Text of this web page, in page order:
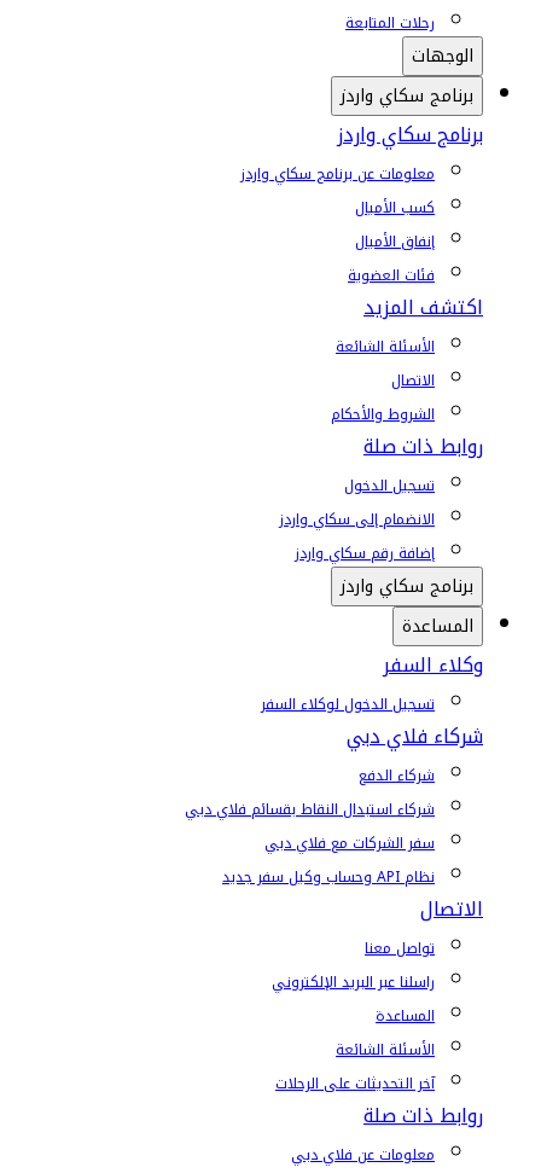
رحلات المتابعة
الوجهات
برنامج سكاي واردز
برنامج سكاي واردز
معلومات عن برنامج سكاي واردز
كسب الأميال
إنفاق الأميال
فئات العضوية
اكتشف المزيد
الأسئلة الشائعة
الاتصال
الشروط والأحكام
روابط ذات صلة
تسجيل الدخول
الانضمام إلى سكاي واردز
إضافة رقم سكاي واردز
برنامج سكاي واردز
المساعدة
وكلاء السفر
تسجيل الدخول لوكلاء السفر
شركاء فلاي دبي
شركاء الدفع
شركاء استبدال النقاط بقسائم فلاي دبي
سفر الشركات مع فلاي دبي
نظام API وحساب وكيل سفر جديد
الاتصال
تواصل معنا
راسلنا عبر البريد الإلكتروني
المساعدة
الأسئلة الشائعة
آخر التحديثات على الرحلات
روابط ذات صلة
معلومات عن فلاي دبي